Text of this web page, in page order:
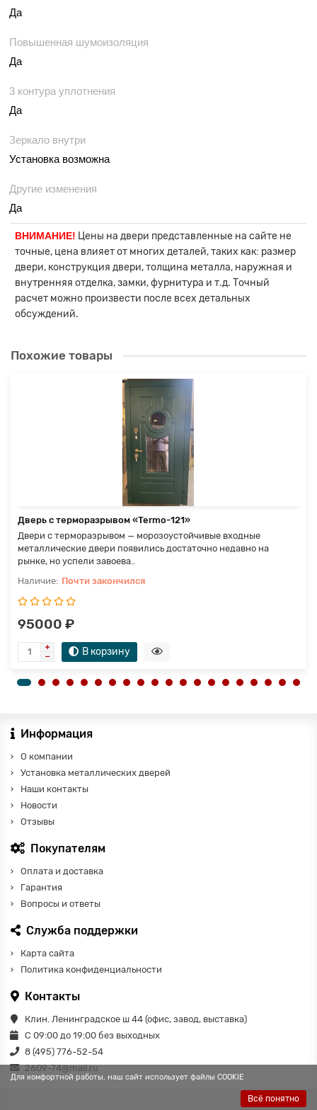
Да
Повышенная шумоизоляция
Да
3 контура уплотнения
Да
Зеркало внутри
Установка возможна
Другие изменения
Да
ВНИМАНИЕ! Цены на двери представленные на сайте не
точные, цена влияет от многих деталей, таких как: размер
двери, конструкция двери, толщина металла, наружная и
внутренняя отделка, замки, фурнитура и т.д. Точный
расчет можно произвести после всех детальных
обсуждений.
Похожие товары
Дверь с терморазрывом «Termo-121»
Двери с терморазрывом — морозоустойчивые входные
металлические двери появились достаточно недавно на
рынке, но успели завоева..
Почти закончился
95000 ₽
В корзину
Для комфортной работы, наш сайт использует файлы COOKIE
Всё понятно
Информация
О компании
Установка металлических дверей
Наши контакты
Новости
Отзывы
Покупателям
Оплата и доставка
Гарантия
Вопросы и ответы
Служба поддержки
Карта сайта
Политика конфиденциальности
Контакты
Клин. Ленинградское ш 44 (офис, завод, выставка)
С 09:00 до 19:00 без выходных
8 (495) 776-52-54
2609-74@mail.ru